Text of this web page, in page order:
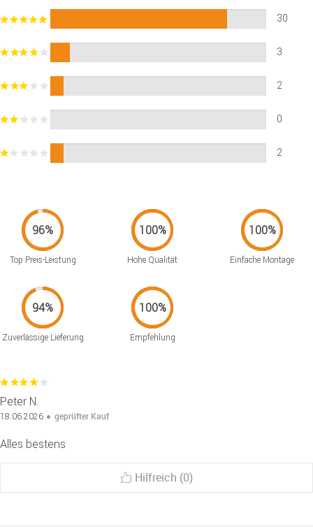
30
3
2
0
2
Top Preis-Leistung Hohe Qualität Einfache Montage
Zuverlässige Lieferung Empfehlung
Peter N.
18.06.2026 geprüfter Kauf
Alles bestens
Hilfreich (0)